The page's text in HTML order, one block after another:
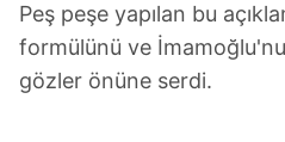
için Ayarlar butonuna
Metnimiziziyaret edebilirsiniz.
6698 sayılı Kişisel Verilerin
Peş peşe yapılan bu
formülünü ve
gözler önüne serdi.